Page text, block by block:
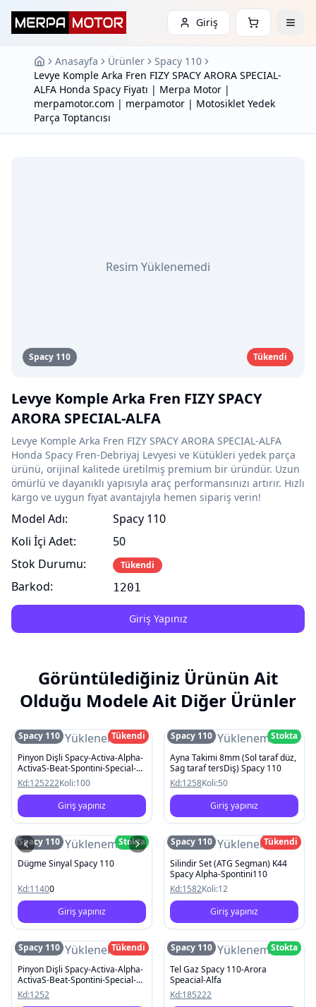
Giriş
Anasayfa Ürünler
Spacy 110
Levye Komple Arka Fren FIZY SPACY ARORA SPECIAL-
ALFA Honda Spacy Fiyatı | Merpa Motor |
merpamotor.com | merpamotor | Motosiklet Yedek
Parça Toptancısı
Spacy 110 Tükendi
Resim Yüklenemedi
Levye Komple Arka Fren FIZY SPACY
ARORA SPECIAL-ALFA
Levye Komple Arka Fren FIZY SPACY ARORA SPECIAL-ALFA
Honda Spacy Fren-Debriyaj Levyesi ve Kütükleri yedek parça
ürünü, orijinal kalitede üretilmiş premium bir üründür. Uzun
ömürlü ve dayanıklı yapısıyla araç performansınızı artırır. Hızlı
kargo ve uygun fiyat avantajıyla hemen sipariş verin!
Model Adı:
Koli İçi Adet:
Stok Durumu:
Barkod:
Spacy 110
50
Tükendi
1201
Giriş Yapınız
Görüntülediğiniz Ürünün Ait
Olduğu Modele Ait Diğer Ürünler
Resim Yüklenemedi
Spacy 110
Tükendi
Pinyon Dişli Spacy-Activa-Alpha-
ActivaS-Beat-Spontini-Special-
Pleasure
Kd:125222Koli:100
Giriş yapınız
Resim Yüklenemedi
Spacy 110
Stokta
Ayna Takimi 8mm (Sol taraf düz,
Sag taraf tersDiş) Spacy 110
Kd:1258Koli:50
Giriş yapınız
Resim Yüklenemedi
Spacy 110
Stokta
Dügme Sinyal Spacy 110
Kd:11400
Giriş yapınız
Resim Yüklenemedi
Spacy 110
Tükendi
Silindir Set (ATG Segman) K44
Spacy Alpha-Spontini110
Kd:1582Koli:12
Giriş yapınız
Resim Yüklenemedi
Spacy 110
Tükendi
Pinyon Dişli Spacy-Activa-Alpha-
ActivaS-Beat-Spontini-Special-
Pleasure
Kd:1252
Resim Yüklenemedi
Spacy 110
Stokta
Tel Gaz Spacy 110-Arora
Speacial-Alfa
Kd:185222